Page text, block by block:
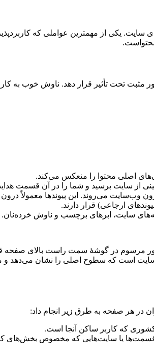
یکی از مهمترین عواملی که
مثبت تحت تأثیر قرار دهد. ناوش خوب به
اصلی محتوا را منعکس می‌کند.
از سایت برسید و شما را در آن قسمت
وب‌سایت می‌روند. این پیوندها معمولاً
ارجاعی) قرار دارند.
سایت، ابرهای برچسب و ناوش خرده‌نان.
مرسوم در گوشۀ سمت راست بالای صفحه
است که سطوح اصلی را نشان می‌دهد و
در هر صفحه به طرق زیر انجام داد:
کشوری که کاربر ساکن آنجا است.
قسمت‌ها یا سایت‌هایی که مخصوص بخش‌های